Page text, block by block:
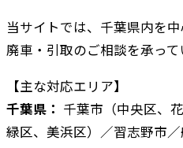
当サイトでは、千葉県内を
廃車・引取のご相談を承って
【主な対応エリア】
千葉県： 千葉市（中央区、
緑区、美浜区）／習志野市